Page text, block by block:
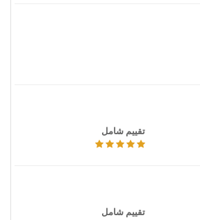
تقييم شامل
تقييم شامل